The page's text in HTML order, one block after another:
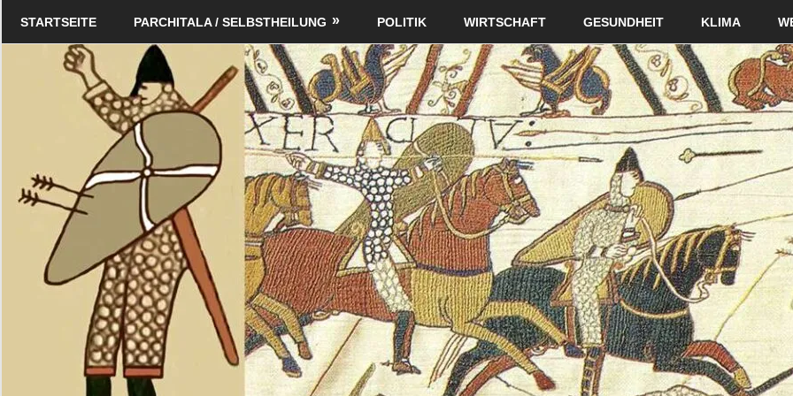
Schildverlag
STARTSEITE PARCHITALA / SELBSTHEILUNG POLITIK WIRTSCHAFT GESUNDHEIT KLIMA